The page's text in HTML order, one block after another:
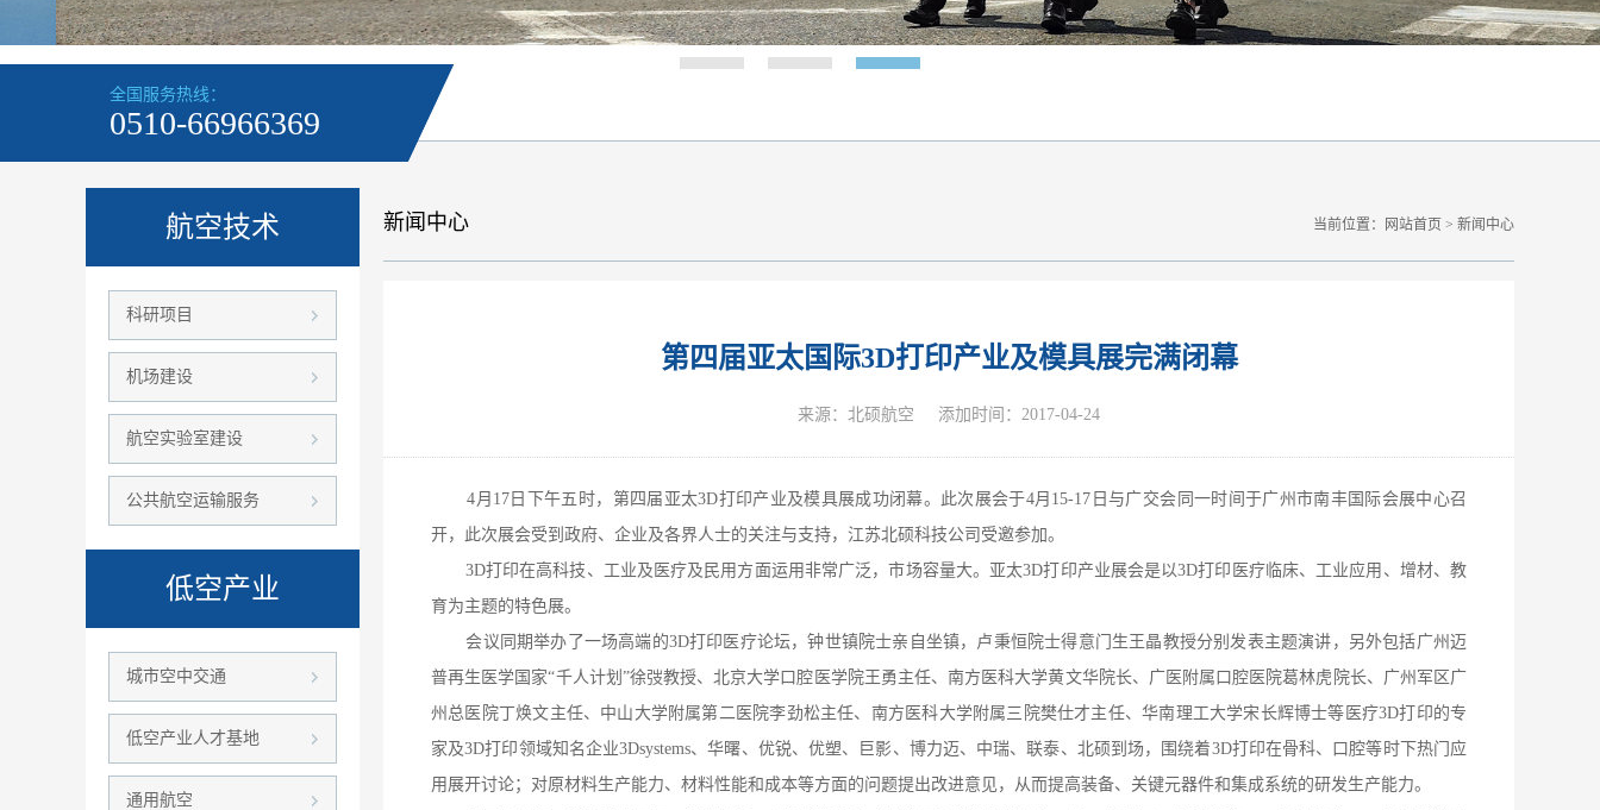
全国服务热线：
0510-66966369
航空技术
科研项目
机场建设
航空实验室建设
公共航空运输服务
低空产业
城市空中交通
低空产业人才基地
通用航空
新闻中心 当前位置： 网站首页 > 新闻中心
第四届亚太国际3D打印产业及模具展完满闭幕
来源：北硕航空 添加时间：2017-04-24
4月17日下午五时，第四届亚太3D打印产业及模具展成功闭幕。此次展会于4月15-17日与广交会同一时间于广州市南丰国际会展中心召
开，此次展会受到政府、企业及各界人士的关注与支持，江苏北硕科技公司受邀参加。
3D打印在高科技、工业及医疗及民用方面运用非常广泛，市场容量大。亚太3D打印产业展会是以3D打印医疗临床、工业应用、增材、教
育为主题的特色展。
会议同期举办了一场高端的3D打印医疗论坛，钟世镇院士亲自坐镇，卢秉恒院士得意门生王晶教授分别发表主题演讲，另外包括广州迈
普再生医学国家“千人计划”徐弢教授、北京大学口腔医学院王勇主任、南方医科大学黄文华院长、广医附属口腔医院葛林虎院长、广州军区广
州总医院丁焕文主任、中山大学附属第二医院李劲松主任、南方医科大学附属三院樊仕才主任、华南理工大学宋长辉博士等医疗3D打印的专
家及3D打印领域知名企业3Dsystems、华曙、优锐、优塑、巨影、博力迈、中瑞、联泰、北硕到场，围绕着3D打印在骨科、口腔等时下热门应
用展开讨论；对原材料生产能力、材料性能和成本等方面的问题提出改进意见，从而提高装备、关键元器件和集成系统的研发生产能力。